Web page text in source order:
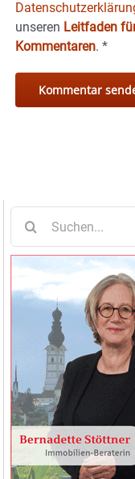
unseren Leitfaden
Kommentaren. *
nach: